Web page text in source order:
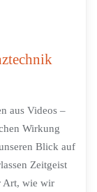
aus Videos –
Wirkung
Blick auf
Zeitgeist
Art, wie wir